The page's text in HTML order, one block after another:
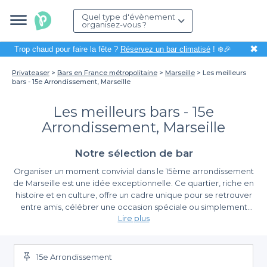
Quel type d'évènement
organisez-vous ?
Trop chaud pour faire la fête ? Réservez un bar climatisé! ❄️🎉 ✖
Privateaser Bars en France métropolitaine Marseille
Les meilleurs
bars - 15e Arrondissement, Marseille
Les meilleurs bars - 15e
Arrondissement, Marseille
Notre sélection de bar
Organiser un moment convivial dans le 15ème arrondissement
de Marseille est une idée exceptionnelle. Ce quartier, riche en
histoire et en culture, offre un cadre unique pour se retrouver
entre amis, célébrer une occasion spéciale ou simplement
profiter d'une soirée détendue. Grâce à sa diversité, le 15ème
stimuler vos sens.
Une multitude d'options adaptées à tous les goûts
En utilisant la plateforme Privateaser, nous vous facilitons la
Lire plus
15e Arrondissement